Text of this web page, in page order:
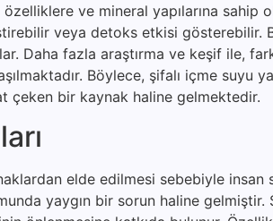
ve mineral yapılarına sahip
veya detoks etkisi
Daha fazla araştırma ve keşif ile,
Böylece, şifalı içme suyu
çeken bir kaynak haline gelmektedir.
elde edilmesi sebebiyle insan
yaygın bir sorun haline gelmiştir.